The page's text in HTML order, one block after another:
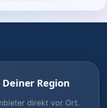
Region
direkt vor Ort.